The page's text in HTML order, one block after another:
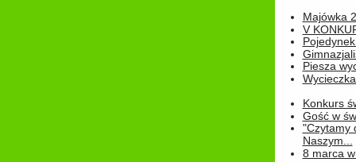
Majówka
V
Piesza
Konkurs
Gość w
"Czytamy
Naszym...
8 marca